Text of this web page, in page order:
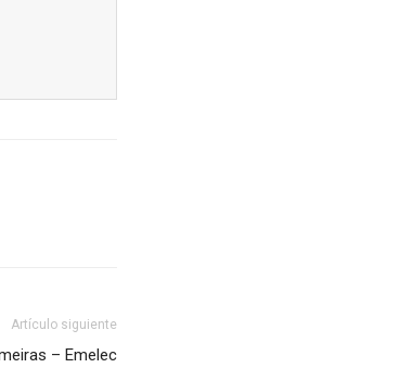
Artículo siguiente
– Emelec